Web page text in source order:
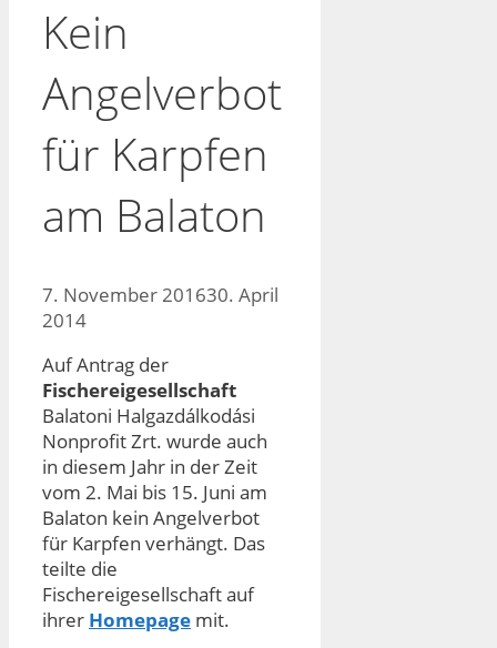
Kein
Angelverbot
für Karpfen
am Balaton
7. November 201630. April
2014
Auf Antrag der
Fischereigesellschaft
Balatoni Halgazdálkodási
Nonprofit Zrt. wurde auch
in diesem Jahr in der Zeit
vom 2. Mai bis 15. Juni am
Balaton kein Angelverbot
für Karpfen verhängt. Das
teilte die
Fischereigesellschaft auf
ihrer Homepage mit.